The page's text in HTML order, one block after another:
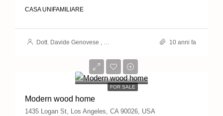
CASA UNIFAMILIARE
Dott. Davide Genovese Dott. Daniele Telesforo 10 anni fa
FOR SALE
3,200€/sq ft
Modern wood home
1435 Logan St, Los Angeles, CA 90026, USA